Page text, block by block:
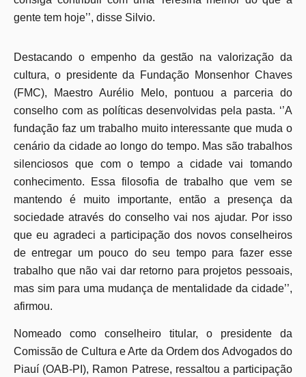
gente tem hoje’’, disse Silvio.
Destacando o empenho da gestão na valorização da
cultura, o presidente da Fundação Monsenhor Chaves
(FMC), Maestro Aurélio Melo, pontuou a parceria do
conselho com as políticas desenvolvidas pela pasta. ‘’A
fundação faz um trabalho muito interessante que muda o
cenário da cidade ao longo do tempo. Mas são trabalhos
silenciosos que com o tempo a cidade vai tomando
conhecimento. Essa filosofia de trabalho que vem se
mantendo é muito importante, então a presença da
sociedade através do conselho vai nos ajudar. Por isso
que eu agradeci a participação dos novos conselheiros
de entregar um pouco do seu tempo para fazer esse
trabalho que não vai dar retorno para projetos pessoais,
mas sim para uma mudança de mentalidade da cidade’’,
afirmou.
Nomeado como conselheiro titular, o presidente da
Comissão de Cultura e Arte da Ordem dos Advogados do
Piauí (OAB-PI), Ramon Patrese, ressaltou a participação